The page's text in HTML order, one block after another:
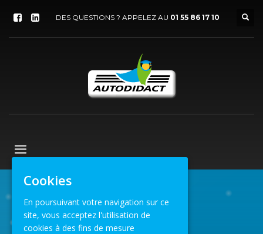
DES QUESTIONS ? APPELEZ AU 01 55 86 17 10
ACCUEIL ACTUALITÉS
AUTRE
JOURNÉE PORTE OUVERTE AUTOVISION
Cookies
En poursuivant votre navigation sur ce
site, vous acceptez l'utilisation de
cookies à des fins de mesure